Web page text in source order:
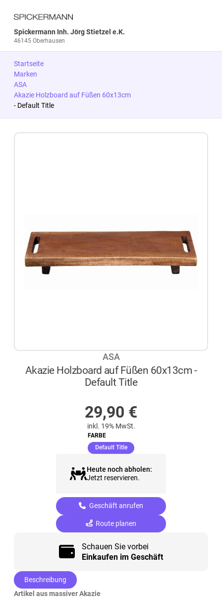
Spickermann Inh. Jörg Stietzel e.K.
46145 Oberhausen
Startseite
Marken
ASA
Akazie Holzboard auf Füßen 60x13cm
- Default Title
ASA
Akazie Holzboard auf Füßen 60x13cm -
Default Title
29,90 €
inkl. 19% MwSt.
FARBE
Default Title(ausgewählt)
Heute noch abholen:
Jetzt reservieren.
Geschäft anrufen
Route planen
Schauen Sie vorbei
Einkaufen im Geschäft
Beschreibung
Artikel aus massiver Akazie